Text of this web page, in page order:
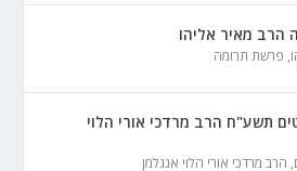
הרב מאיר אליהו
, פרשת תרומה
תשע"ח הרב מרדכי אורי הלוי
, הרב מרדכי אורי הלוי אנגלמן